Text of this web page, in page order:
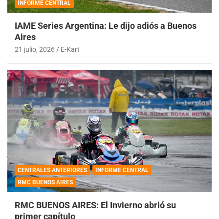
INFORME CENTRAL
IAME Series Argentina: Le dijo adiós a Buenos
Aires
21 julio, 2026 E-Kart
CENTRALES ANTERIORES
INFORME CENTRAL
RMC BUENOS AIRES
RMC BUENOS AIRES: El Invierno abrió su
primer capítulo